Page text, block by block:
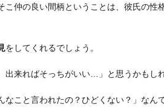
仲の良い間柄ということは、彼氏の性
をしてくれるでしょう。
出来ればそっちがいい…」と思うかもし
こと言われたの？ひどくない？」なん